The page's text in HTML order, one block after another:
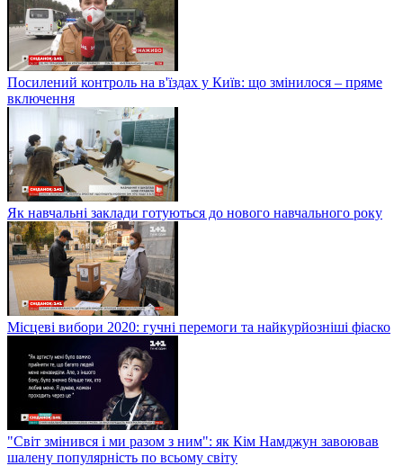
Посилений контроль на в'їздах у Київ: що змінилося – пряме
включення
Як навчальні заклади готуються до нового навчального року
Місцеві вибори 2020: гучні перемоги та найкурйозніші фіаско
"Світ змінився і ми разом з ним": як Кім Намджун завоював
шалену популярність по всьому світу